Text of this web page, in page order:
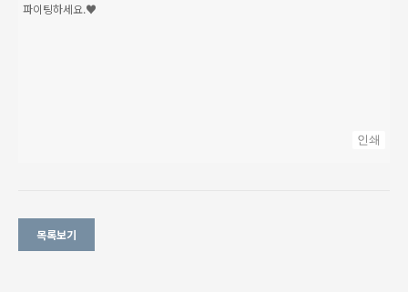
파이팅하세요.♥
인쇄
목록보기